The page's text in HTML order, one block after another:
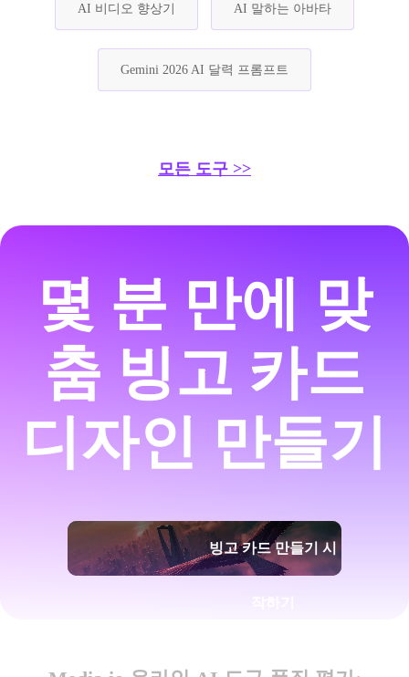
AI 비디오 향상기 AI 말하는 아바타
Gemini 2026 AI 달력 프롬프트
모든 도구 >>
몇 분 만에 맞
춤 빙고 카드
디자인 만들기
빙고 카드 만들기 시